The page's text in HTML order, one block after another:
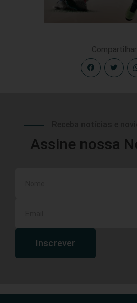
Compartilhar
Assine nossa
Inscrever